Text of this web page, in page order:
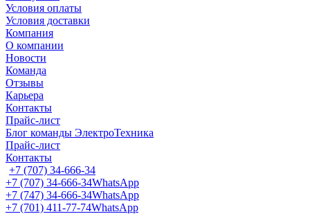
Условия оплаты
Условия доставки
Компания
О компании
Новости
Команда
Отзывы
Карьера
Контакты
Прайс-лист
Блог команды ЭлектроТехника
Прайс-лист
Контакты
+7 (707) 34-666-34
+7 (707) 34-666-34WhatsApp
+7 (747) 34-666-34WhatsApp
+7 (701) 411-77-74WhatsApp